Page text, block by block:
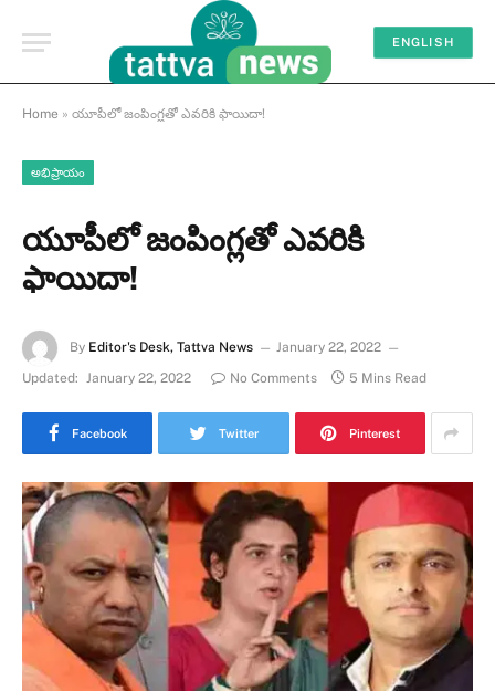
ENGLISH
Home » యూపీలో జంపింగ్లతో ఎవరికి ఫాయిదా!
అభిప్రాయం
యూపీలో జంపింగ్లతో ఎవరికి
ఫాయిదా!
By Editor's Desk, Tattva News
January 22, 2022
Updated: January 22, 2022 No Comments 5 Mins Read
Facebook Twitter Pinterest